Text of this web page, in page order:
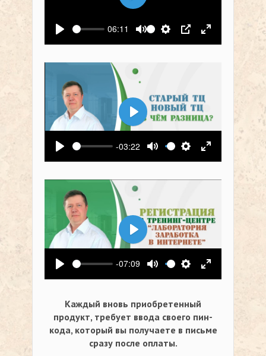
Воспроизвести
06:11
Выключить звук
Настройки
PIP На весь
Воспроизвести
Воспроизвести
-03:22
Выключить звук
Настройки
На весь
Воспроизвести
Воспроизвести
-07:09
Выключить звук
Настройки
На весь
Воспроизвести
Каждый вновь приобретенный
продукт, требует ввода своего пин-
кода, который вы получаете в письме
сразу после оплаты.